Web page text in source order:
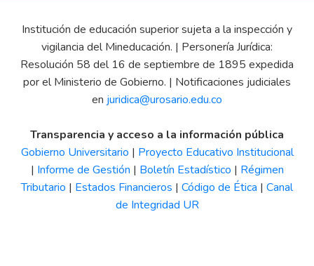
Institución de educación superior sujeta a la inspección y
vigilancia del Mineducación. | Personería Jurídica:
Resolución 58 del 16 de septiembre de 1895 expedida
por el Ministerio de Gobierno. | Notificaciones judiciales
en juridica@urosario.edu.co
Transparencia y acceso a la información pública
Gobierno Universitario | Proyecto Educativo Institucional
| Informe de Gestión | Boletín Estadístico | Régimen
Tributario | Estados Financieros | Código de Ética | Canal
de Integridad UR